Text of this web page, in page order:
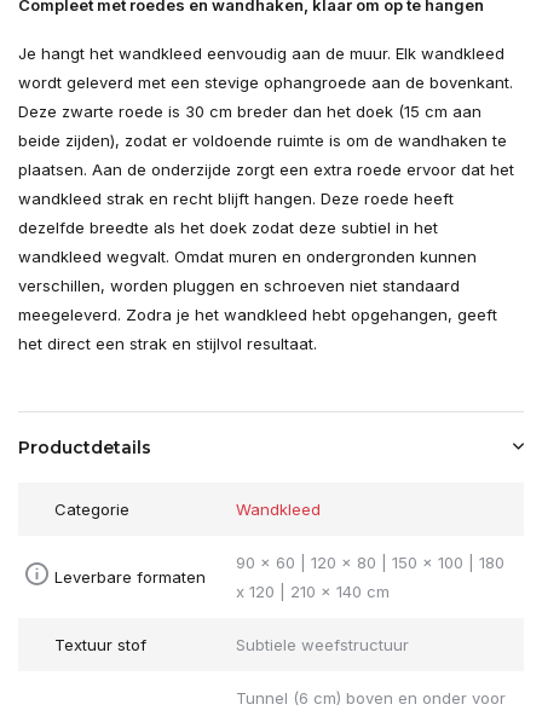
Compleet met roedes en wandhaken, klaar om op te hangen
Je hangt het wandkleed eenvoudig aan de muur. Elk wandkleed
wordt geleverd met een stevige ophangroede aan de bovenkant.
Deze zwarte roede is 30 cm breder dan het doek (15 cm aan
beide zijden), zodat er voldoende ruimte is om de wandhaken te
plaatsen. Aan de onderzijde zorgt een extra roede ervoor dat het
wandkleed strak en recht blijft hangen. Deze roede heeft
dezelfde breedte als het doek zodat deze subtiel in het
wandkleed wegvalt. Omdat muren en ondergronden kunnen
verschillen, worden pluggen en schroeven niet standaard
meegeleverd. Zodra je het wandkleed hebt opgehangen, geeft
het direct een strak en stijlvol resultaat.
Productdetails
Categorie Wandkleed
Leverbare formaten
90 x 60 | 120 x 80 | 150 x 100 | 180
x 120 | 210 x 140 cm
Textuur stof Subtiele weefstructuur
Tunnel (6 cm) boven en onder voor